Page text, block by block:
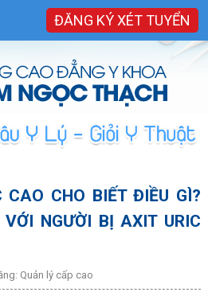
ĐĂNG KÝ XÉT TUYỂN
CAO CHO BIẾT ĐIỀU GÌ?
NGƯỜI BỊ AXIT URIC
Quản lý cấp cao